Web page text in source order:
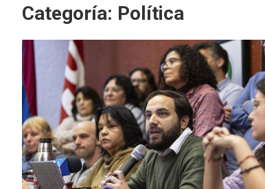
Categoría: Política